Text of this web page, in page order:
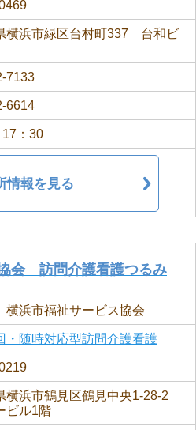
横浜市緑区台村町337 台和ビ
7133
6614
：30
情報を見る
会 訪問介護看護つるみ
横浜市福祉サービス協会
・随時対応型訪問介護看護
横浜市鶴見区鶴見中央1-28-2
ビル1階